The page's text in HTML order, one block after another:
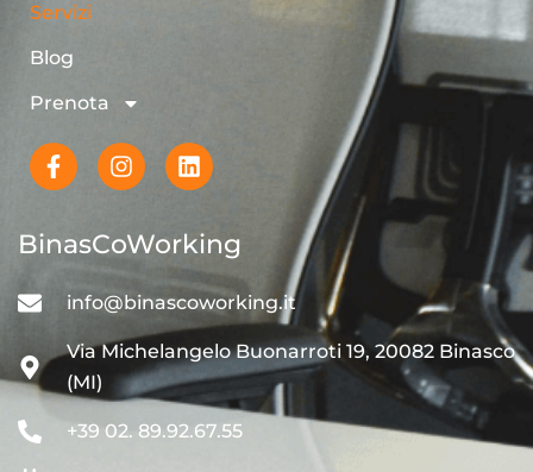
Servizi
Blog
Prenota
BinasCoWorking
info@binascoworking.it
Via Michelangelo Buonarroti 19, 20082 Binasco
(MI)
+39 02. 89.92.67.55